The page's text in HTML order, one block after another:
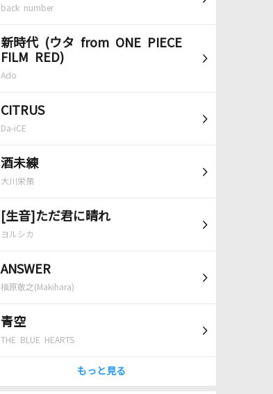
back number
新時代 (ウタ from ONE PIECE
FILM RED)
Ado
CITRUS
Da-iCE
酒未練
大川栄策
[生音]ただ君に晴れ
ヨルシカ
ANSWER
槇原敬之(Makihara)
青空
THE BLUE HEARTS
もっと見る